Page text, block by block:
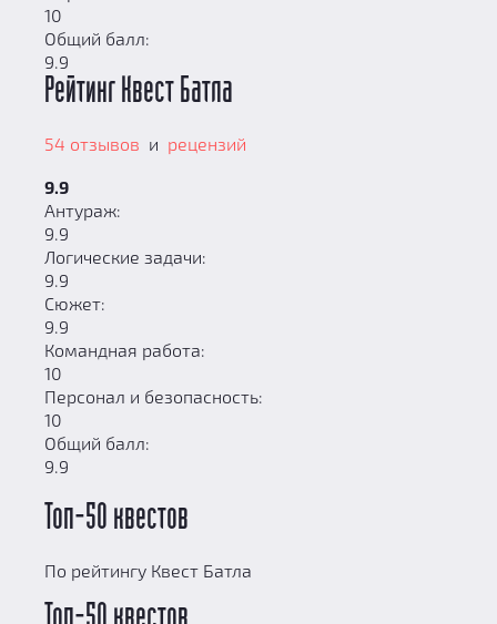
10
Общий балл:
9.9
Рейтинг Квест Батла
54 отзывов и рецензий
9.9
Антураж:
9.9
Логические задачи:
9.9
Сюжет:
9.9
Командная работа:
10
Персонал и безопасность:
10
Общий балл:
9.9
Топ-50 квестов
По рейтингу Квест Батла